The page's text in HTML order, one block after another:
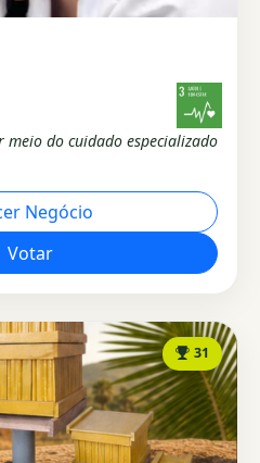
meio do cuidado especializado
Negócio
Votar
31